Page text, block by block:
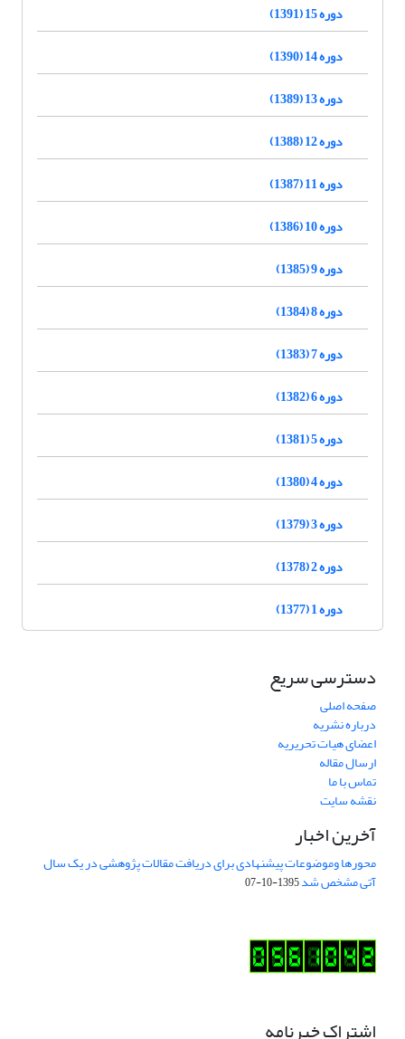
دوره 15 (1391)
دوره 14 (1390)
دوره 13 (1389)
دوره 12 (1388)
دوره 11 (1387)
دوره 10 (1386)
دوره 9 (1385)
دوره 8 (1384)
دوره 7 (1383)
دوره 6 (1382)
دوره 5 (1381)
دوره 4 (1380)
دوره 3 (1379)
دوره 2 (1378)
دوره 1 (1377)
دسترسی سریع
صفحه اصلی
درباره نشریه
اعضای هیات تحریریه
ارسال مقاله
تماس با ما
نقشه سایت
آخرین اخبار
محورها وموضوعات پیشنهادی برای دریافت مقالات پژوهشی در یک سال
آتی مشخص شد1395-10-07
اشتراک خبرنامه